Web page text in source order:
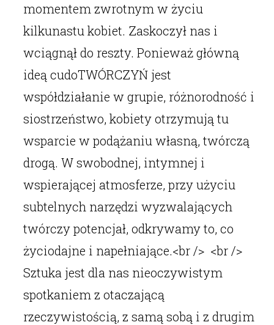
momentem zwrotnym w życiu
kilkunastu kobiet. Zaskoczył nas i
wciągnął do reszty. Ponieważ główną
ideą cudoTWÓRCZYŃ jest
współdziałanie w grupie, różnorodność i
siostrzeństwo, kobiety otrzymują tu
wsparcie w podążaniu własną, twórczą
drogą. W swobodnej, intymnej i
wspierającej atmosferze, przy użyciu
subtelnych narzędzi wyzwalających
twórczy potencjał, odkrywamy to, co
życiodajne i napełniające.<br /> <br />
Sztuka jest dla nas nieoczywistym
spotkaniem z otaczającą
rzeczywistością, z samą sobą i z drugim